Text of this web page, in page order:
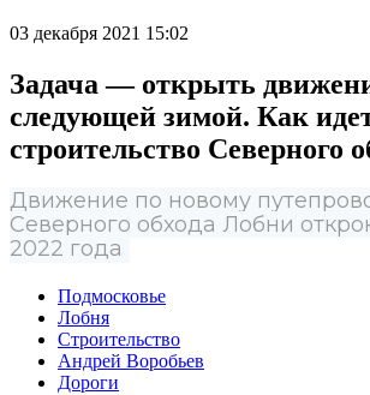
03 декабря 2021 15:02
Задача — открыть
следующей зимой. Как
строительство Северного
Движение по новому
Северного обхода Лобни
2022 года
Подмосковье
Лобня
Строительство
Андрей Воробьев
Дороги